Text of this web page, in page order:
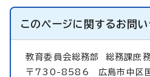
このページに関するお問
教育委員会総務部 総務課庶
〒730-8586 広島市中区